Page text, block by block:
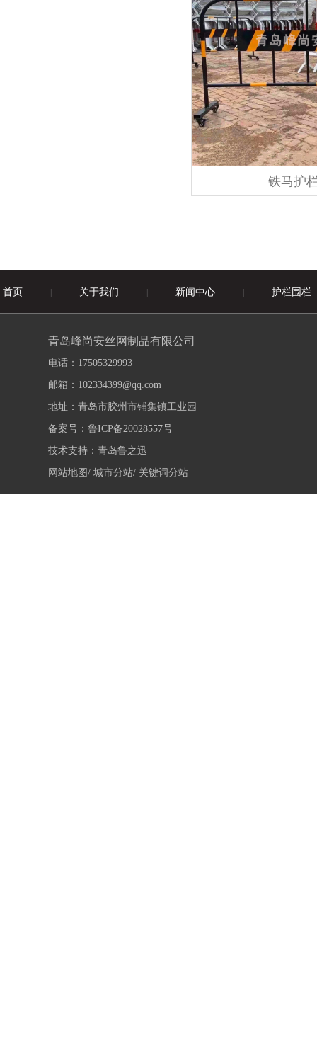
铁马护
首页 关于我们 新闻中心 护栏围栏
青岛峰尚安丝网制品有限公司
电话：17505329993
邮箱：102334399@qq.com
地址：青岛市胶州市铺集镇工业园
备案号： 鲁ICP备20028557号
技术支持： 青岛鲁之迅
网站地图/ 城市分站/ 关键词分站